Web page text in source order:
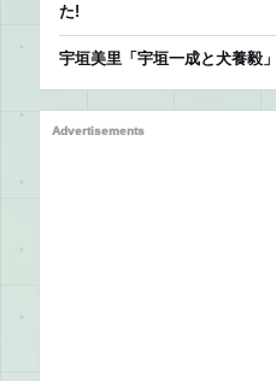
た!
宇垣美里「宇垣一成と犬養毅
Advertisements